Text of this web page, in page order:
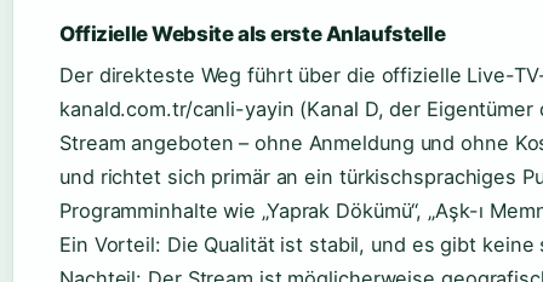
Offizielle Website als erste Anlaufstelle
Der direkteste Weg führt über die offizielle Live-
kanald.com.tr/canli-yayin (Kanal D, der
Stream angeboten – ohne Anmeldung und ohne
und richtet sich primär an ein türkischsprachiges
Programminhalte wie „Yaprak Dökümü“, „Aşk-ı
Ein Vorteil: Die Qualität ist stabil, und es gibt